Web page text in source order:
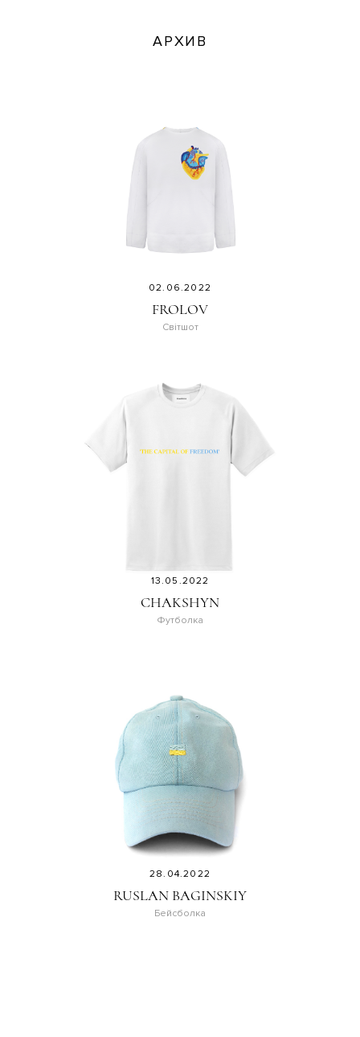
АРХИВ
02.06.2022
FROLOV
Світшот
13.05.2022
CHAKSHYN
Футболка
28.04.2022
RUSLAN BAGINSKIY
Бейсболка